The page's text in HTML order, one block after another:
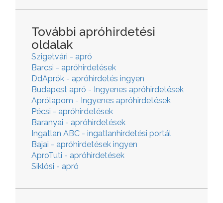
További apróhirdetési
oldalak
Szigetvári - apró
Barcsi - apróhirdetések
DdAprók - apróhirdetés ingyen
Budapest apró - Ingyenes apróhirdetések
Aprólapom - Ingyenes apróhirdetések
Pécsi - apróhirdetések
Baranyai - apróhirdetések
Ingatlan ABC - ingatlanhirdetési portál
Bajai - apróhirdetések ingyen
AproTuti - apróhirdetések
Siklósi - apró